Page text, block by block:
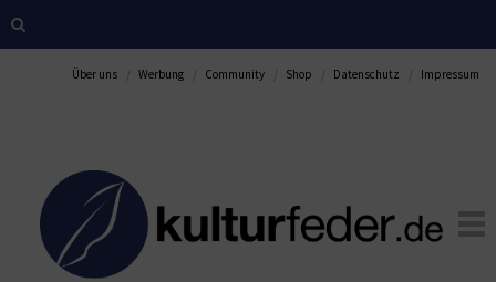
Über uns Werbung Community Shop Datenschutz Impressum